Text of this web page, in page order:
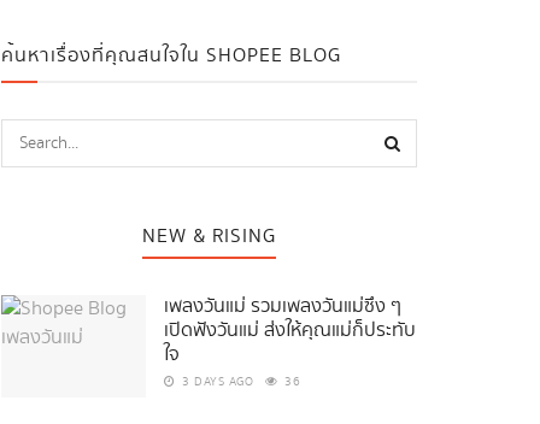
ค้นหาเรื่องที่คุณสนใจใน SHOPEE BLOG
NEW & RISING
เพลงวันแม่ รวมเพลงวันแม่ซึ้ง ๆ
เปิดฟังวันแม่ ส่งให้คุณแม่ก็ประทับ
ใจ
3 DAYS AGO 36